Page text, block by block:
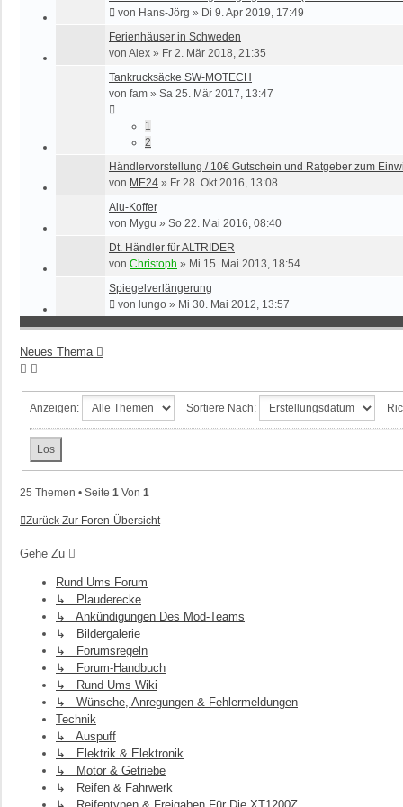
von Hans-Jörg » Di 9. Apr 2019, 17:49
Ferienhäuser in Schweden
von Alex » Fr 2. Mär 2018, 21:35
Tankrucksäcke SW-MOTECH
von fam » Sa 25. Mär 2017, 13:47
1
2
Händlervorstellung / 10€ Gutschein und Ratgeber zum
von ME24 » Fr 28. Okt 2016, 13:08
Alu-Koffer
von Mygu » So 22. Mai 2016, 08:40
Dt. Händler für ALTRIDER
von Christoph » Mi 15. Mai 2013, 18:54
Spiegelverlängerung
von lungo » Mi 30. Mai 2012, 13:57
Neues Thema
Anzeigen: Sortiere Nach:
25 Themen • Seite 1 Von 1
Zurück Zur Foren-Übersicht
Gehe Zu
Rund Ums Forum
↳ Plauderecke
↳ Ankündigungen Des Mod-Teams
↳ Bildergalerie
↳ Forumsregeln
↳ Forum-Handbuch
↳ Rund Ums Wiki
↳ Wünsche, Anregungen & Fehlermeldungen
Technik
↳ Auspuff
↳ Elektrik & Elektronik
↳ Motor & Getriebe
↳ Reifen & Fahrwerk